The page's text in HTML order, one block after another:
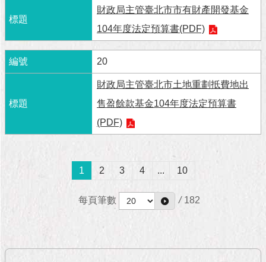
網
府
網
料
放
訊
財政局主管臺北市市有財產開發基金
104年度法定預算書(PDF)
20
財政局主管臺北市土地重劃抵費地出
售盈餘款基金104年度法定預算書
(PDF)
1 2 3 4 ... 10
每頁筆數 / 182